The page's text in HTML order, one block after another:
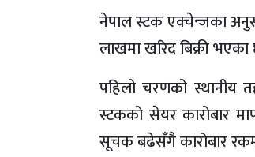
नेपाल स्टक एक्चेन्जका
लाखमा खरिद बिक्री भएका
पहिलो चरणको स्थानीय
स्टकको सेयर कारोबार
सूचक बढेसँगै कारोबार